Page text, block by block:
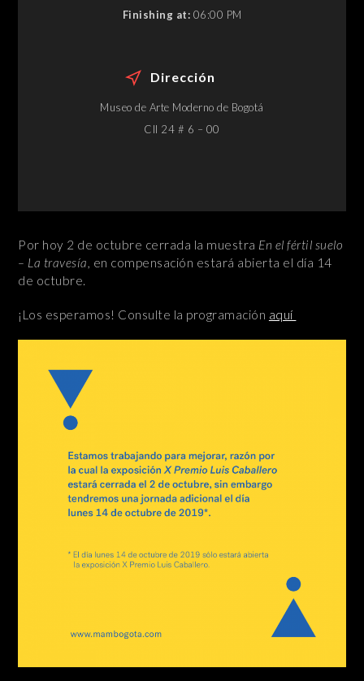
Finishing at: 06:00 PM
Dirección
Museo de Arte Moderno de Bogotá
Cll 24 # 6 – 00
Por hoy 2 de octubre cerrada la muestra En el fértil suelo
– La travesía, en compensación estará abierta el día 14
de octubre.
¡Los esperamos! Consulte la programación aquí